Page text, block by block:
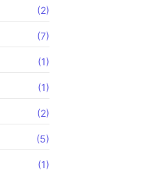
(2)
(7)
(1)
(1)
(2)
(5)
(1)